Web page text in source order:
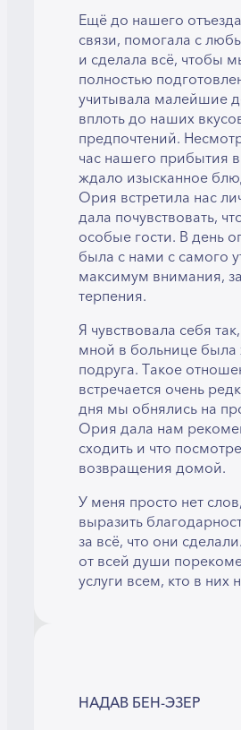
Ещё до нашего
связи, помогала с
и сделала всё, чтобы
полностью
учитывала малейшие
вплоть до наших
предпочтений.
час нашего прибытия
ждало изысканное
Ория встретила нас
дала почувствовать,
особые гости. В день
была с нами с самого
максимум внимания,
терпения.
Я чувствовала себя
мной в больнице
подруга. Такое
встречается очень
дня мы обнялись на
Ория дала нам
сходить и что
возвращения домой.
У меня просто нет
выразить
за всё, что они
от всей души
услуги всем, кто в них
НАДАВ БЕН-ЭЗЕР